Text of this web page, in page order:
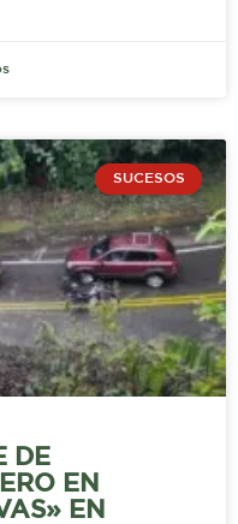
SUCESOS
DE
EN
EN